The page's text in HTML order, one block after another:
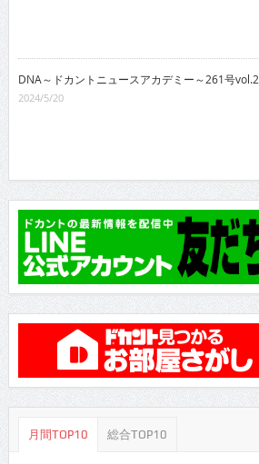
DNA～ドカントニュースアカデミー～261号vol.2
2024/5/20
月間TOP10 総合TOP10